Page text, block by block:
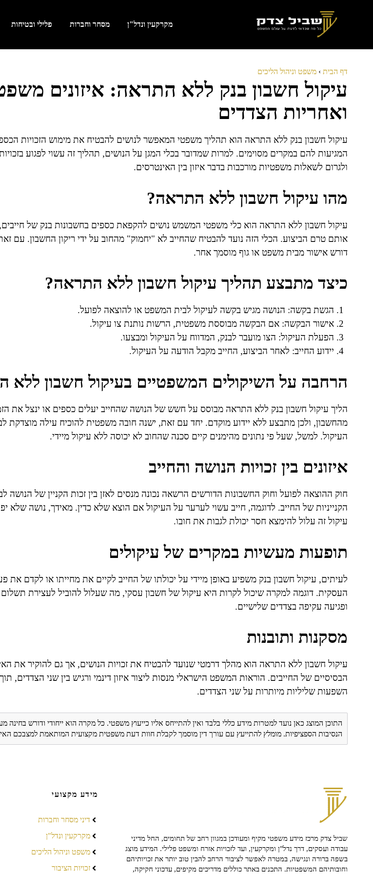
מקרקעין ונדל"ן מסחר וחברות פלילי ובטיחות
דף הבית › משפט וניהול הליכים
עיקול חשבון בנק ללא התראה: איזונים
ואחריות הצדדים
עיקול חשבון בנק ללא התראה הוא תהליך משפטי המאפשר לנושים להבטיח את מימוש הזכויות
המגיעות להם במקרים מסוימים. למרות שמדובר בכלי המגן על הנושים, תהליך זה עשוי לפגוע
ולגרום לשאלות משפטיות מורכבות בדבר איזון בין האינטרסים.
מהו עיקול חשבון ללא התראה?
עיקול חשבון ללא התראה הוא כלי משפטי המשמש נושים להקפאת כספים בחשבונות בנק של חייבים,
אותם טרם הביצוע. הכלי הזה נועד להבטיח שהחייב לא "יחמוק" מהחוב על ידי ריקון החשבון. עם
דורש אישור מבית משפט או גוף מוסמך אחר.
כיצד מתבצע תהליך עיקול חשבון ללא התראה?
הגשת בקשה: הנושה מגיש בקשה לעיקול לבית המשפט או להוצאה לפועל.
אישור הבקשה: אם הבקשה מבוססת משפטית, הרשות נותנת צו עיקול.
הפעלת העיקול: הצו מועבר לבנק, המדווח על העיקול ומבצעו.
יידוע החייב: לאחר הביצוע, החייב מקבל הודעה על העיקול.
הרחבה על השיקולים המשפטיים בעיקול חשבון ללא
הליך עיקול חשבון בנק ללא התראה מבוסס על חשש של הנושה שהחייב יעלים כספים או ינצל את
מהחשבון, ולכן מתבצע ללא יידוע מוקדם. יחד עם זאת, ישנה חובה משפטית להוכיח עילה מוצדקת
העיקול. למשל, שעל פי נתונים מהימנים קיים סכנה שהחוב לא יכוסה ללא עיקול מיידי.
איזונים בין זכויות הנושה והחייב
חוק ההוצאה לפועל וחוק החשבונות הדורשים הרשאה נכונה מנסים לאזן בין זכות הקניין של הנושה
הקנייניות של החייב. לדוגמה, חייב עשוי לערער על העיקול אם הוצא שלא כדין. מאידך, נושה שלא
עיקול זה עלול להימצא חסר יכולת לגבות את חובו.
תופעות מעשיות במקרים של עיקולים
לעיתים, עיקול חשבון בנק משפיע באופן מיידי על יכולתו של החייב לקיים את מחייתו או לקדם את
העסקית. דוגמה למקרה שיכול לקרות היא עיקול של חשבון עסקי, מה שעלול להוביל לעצירת
ופגיעה עקיפה בצדדים שלישיים.
מסקנות ותובנות
עיקול חשבון ללא התראה הוא מהלך דרמטי שנועד להבטיח את זכויות הנושים, אך גם להוקיר את
הבסיסיים של החייבים. הוראות המשפט הישראלי מנסות ליצור איזון דינמי ורגיש בין שני הצדדים,
השפעות שליליות מיותרות על שני הצדדים.
התוכן המוצג כאן נועד למטרות מידע כללי בלבד ואין להתייחס אליו כייעוץ משפטי. כל מקרה הוא ייחודי ודורש בחינה
הנסיבות הספציפיות. מומלץ להתייעץ עם עורך דין מוסמך לקבלת חוות דעת משפטית מקצועית המותאמת למצבכם
שביל צדק מרכז מידע משפטי מקיף ומעודכן במגוון רחב של תחומים, החל מדיני
עבודה ועסקים, דרך נדל"ן ומקרקעין, ועד לזכויות אזרח ומשפט פלילי. המידע מוצג
בשפה ברורה ונגישה, במטרה לאפשר לציבור הרחב להבין טוב יותר את זכויותיהם
וחובותיהם המשפטיות. התכנים באתר כוללים מדריכים מקיפים, עדכוני חקיקה,
מידע מקצועי
דיני מסחר וחברות
מקרקעין ונדל"ן
משפט וניהול הליכים
זכויות הציבור